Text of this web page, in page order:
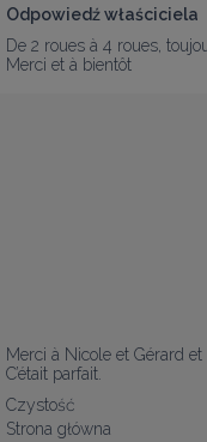
Odpowiedź właściciela
De 2 roues à 4 roues,
Merci et à bientôt
Merci à Nicole et Gérard
C’était parfait.
Czystość
Strona główna